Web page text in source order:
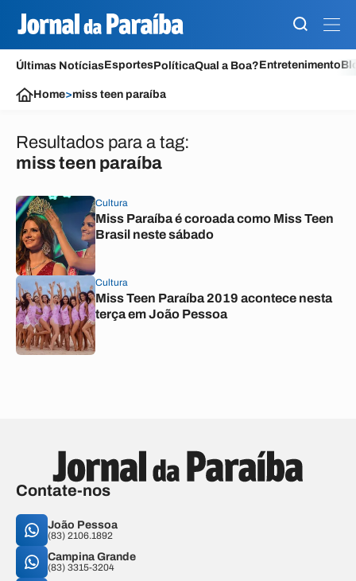
Últimas NotíciasEsportesPolíticaQual a Boa?Entretenimento
Home>miss teen paraíba
Resultados para a tag:
miss teen paraíba
Cultura
Miss Paraíba é coroada como Miss Teen
Brasil neste sábado
Cultura
Miss Teen Paraíba 2019 acontece nesta
terça em João Pessoa
Contate-nos
João Pessoa
(83) 2106.1892
Campina Grande
(83) 3315-3204